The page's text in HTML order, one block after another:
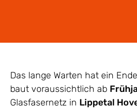
Das lange Warten hat ein
baut voraussichtlich ab
Glasfasernetz in Lippetal